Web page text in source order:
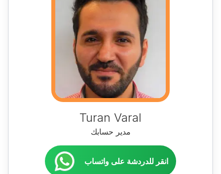
Turan Varal
مدير حسابك
انقر للدردشة على واتساب